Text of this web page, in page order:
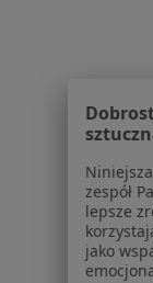
zespół
lepsze
jako